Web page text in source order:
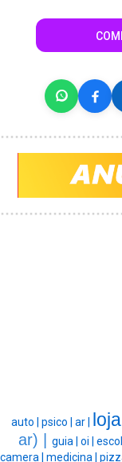
auto | psico | ar | loja
ar) | guia | oi |
camera | medicina |